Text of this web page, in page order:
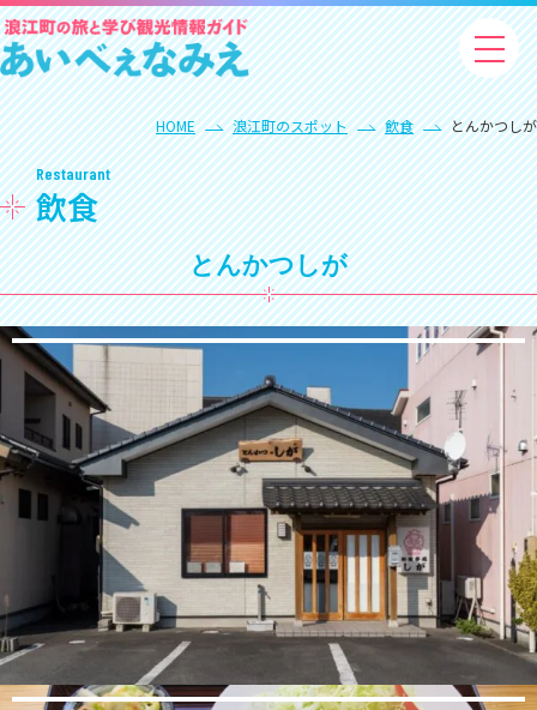
HOME 浪江町のスポット 飲食 とんかつしが
Restaurant
飲食
とんかつしが